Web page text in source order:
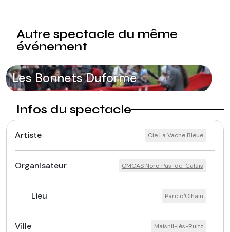
Autre spectacle du même
événement
Les Bonnets Duforme
Infos du spectacle
Artiste Cie La Vache Bleue
Organisateur CMCAS Nord Pas-de-Calais
Lieu Parc d'Olhain
Ville Maisnil-lès-Ruitz